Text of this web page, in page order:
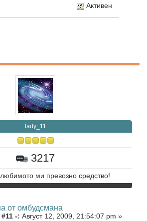
Активен
lady_11
3217
ми превозно средство!
от омбудсмана
-: Август 12, 2009, 21:54:07 pm »